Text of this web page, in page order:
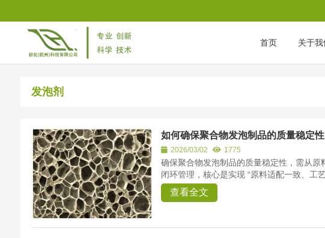
首页 关于我
首页/Tag Archives: 发泡剂
发泡剂
如何确保聚合物发泡制品的质量稳定性
2026/03/02 1775
确保聚合物发泡制品的质量稳定性，需从
闭环管理，核心是实现 “原料适配一致、工
查看全文